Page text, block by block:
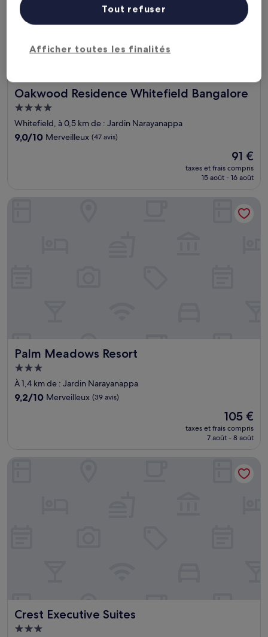
Oakwood Residence Whitefield Bangalore
Oakwood Residence Whitefield Bangalore
Hébergement
4.0 étoiles
Whitefield, à 0,5 km de : Jardin Narayanappa
9.0
9,0/10 Merveilleux (47 avis)
Le
nouveau
prix
91 €
91 €
taxes et frais compris
15 août - 16 août
Palm Meadows Resort
Palm Meadows Resort
Hébergement
3.0 étoiles
À 1,4 km de : Jardin Narayanappa
9.2
9,2/10 Merveilleux (39 avis)
Le
nouveau
prix
de
105 €
105 €
taxes et frais compris
7 août - 8 août
Palm Meadows Resort
Crest Executive Suites
Crest Executive Suites
Hébergement
Afficher toutes les finalités
Tout refuser